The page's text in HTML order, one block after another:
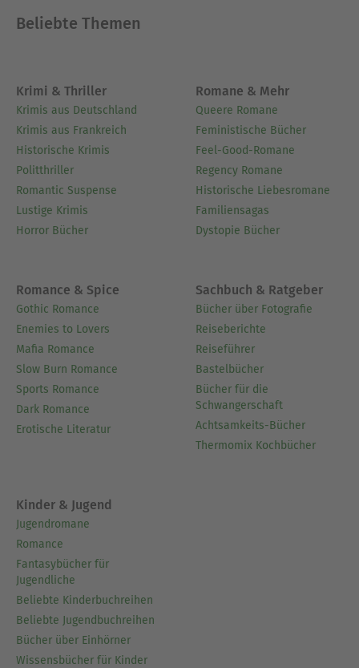
Szene aktiv. Stück für Stück werden so immer
Selbsterkenntnis und der Selbstevolution! So soll
es sein! GAHOACHMA! ZIRENAIAD!
Ausblenden
Beliebte Themen
Krimi & Thriller
Krimis aus Deutschland
Krimis aus Frankreich
Historische Krimis
Politthriller
Romantic Suspense
Lustige Krimis
Horror Bücher
Romane & Mehr
Queere Romane
Feministische Bücher
Feel-Good-Romane
Regency Romane
Historische Liebesromane
Familiensagas
Dystopie Bücher
Romance & Spice
Gothic Romance
Enemies to Lovers
Mafia Romance
Slow Burn Romance
Sports Romance
Dark Romance
Erotische Literatur
Sachbuch & Ratgeber
Bücher über Fotografie
Reiseberichte
Reiseführer
Bastelbücher
Bücher für die
Schwangerschaft
Achtsamkeits-Bücher
Thermomix Kochbücher
Kinder & Jugend
Jugendromane
Romance
Fantasybücher für
Jugendliche
Beliebte Kinderbuchreihen
Beliebte Jugendbuchreihen
Bücher über Einhörner
Wissensbücher für Kinder